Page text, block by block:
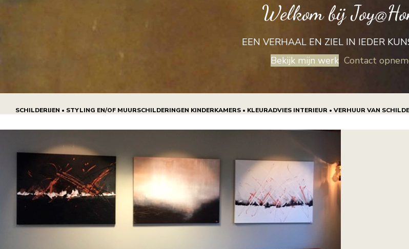
Welkom bij
EEN VERHAAL EN ZIEL IN IEDER
Bekijk mijn werk Contact
SCHILDERIJEN • STYLING EN/OF MUURSCHILDERINGEN KINDERKAMERS • KLEURADVIES INTERIEUR • VERHUUR VAN